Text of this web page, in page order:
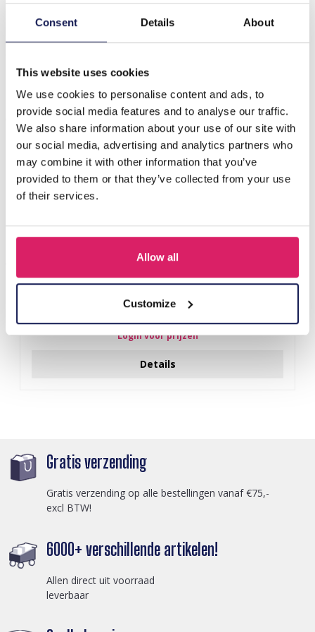
Consent Details About
This website uses cookies
We use cookies to personalise content and ads, to
provide social media features and to analyse our traffic.
We also share information about your use of our site with
our social media, advertising and analytics partners who
may combine it with other information that you’ve
provided to them or that they’ve collected from your use
of their services.
Allow all
Customize
Beschrijving
Anderen kochten ook
Z-E2.3 LED Foam Sticks -Multi Color 47x3.5cm
Login voor prijzen
Details
Gratis verzending
Gratis verzending op alle bestellingen vanaf €75,-
excl BTW!
6000+ verschillende artikelen!
Allen direct uit voorraad
leverbaar